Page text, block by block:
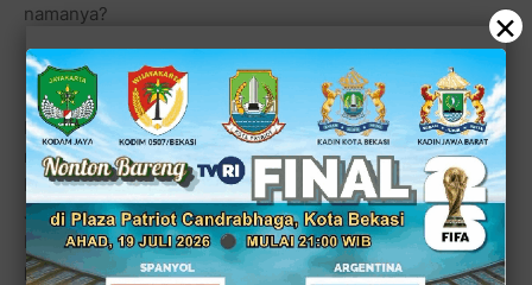
namanya?
Hendry, sang pemilik usaha Bakmi Karet Borneo
menjelaskan, bahwa nama karetnya sendiri sebenarnya
berasal dari tempat usahanya yang pertama kali di Karet,
Jakarta Pusat. Kebetulan sekali lelaki yang sudah
berulang kali gonta-ganti usaha dagangnya ini mendapat
pelajaran dari salah satu anak buahnya untuk membuat
×